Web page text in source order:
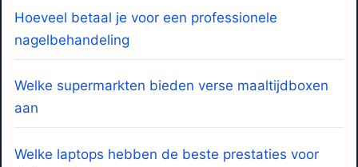
Hoeveel betaal je voor een professionele
nagelbehandeling
Welke supermarkten bieden verse maaltijdboxen
aan
Welke laptops hebben de beste prestaties voor